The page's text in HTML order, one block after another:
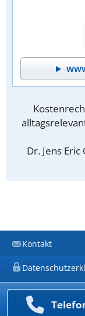
Dr. Jens
Kontakt
Ein